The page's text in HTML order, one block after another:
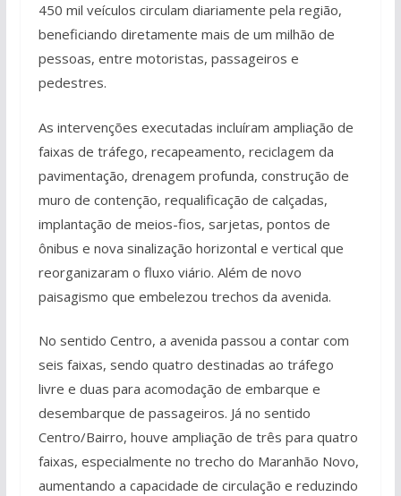
450 mil veículos circulam diariamente pela região,
beneficiando diretamente mais de um milhão de
pessoas, entre motoristas, passageiros e
pedestres.
As intervenções executadas incluíram ampliação de
faixas de tráfego, recapeamento, reciclagem da
pavimentação, drenagem profunda, construção de
muro de contenção, requalificação de calçadas,
implantação de meios-fios, sarjetas, pontos de
ônibus e nova sinalização horizontal e vertical que
reorganizaram o fluxo viário. Além de novo
paisagismo que embelezou trechos da avenida.
No sentido Centro, a avenida passou a contar com
seis faixas, sendo quatro destinadas ao tráfego
livre e duas para acomodação de embarque e
desembarque de passageiros. Já no sentido
Centro/Bairro, houve ampliação de três para quatro
faixas, especialmente no trecho do Maranhão Novo,
aumentando a capacidade de circulação e reduzindo